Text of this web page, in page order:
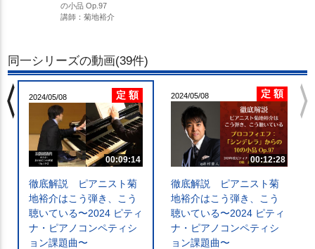
の小品 Op.97
講師：菊地裕介
同一シリーズの動画(39件)
2024/05/08 定 額
00:09:14
徹底解説 ピアニスト菊
地裕介はこう弾き、こう
聴いている〜2024 ピティ
ナ・ピアノコンペティシ
ョン課題曲〜
2024/05/08 定 額
00:12:28
徹底解説 ピアニスト菊
地裕介はこう弾き、こう
聴いている〜2024 ピティ
ナ・ピアノコンペティシ
ョン課題曲〜
chevron_left chevron_right